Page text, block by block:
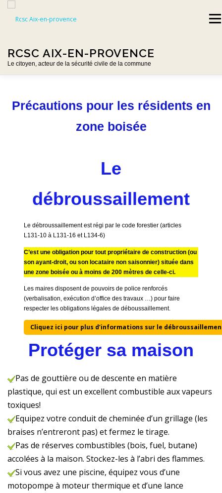
contenu
RCSC AIX-EN-PROVENCE
Le citoyen, acteur de la sécurité civile de la commune
Menu
RISQUES MAJEURS AU FIL DES JOURS
LIENS UTILES
Précautions pour les résidents en
zone boisée
Le
débroussaillement
Le débroussaillement est régi par le code forestier (articles
L131-10 à L131-16 et L134-6)
C’est une obligation pour tout propriétaire de construction (ou
son ayant-droit, ou son locataire non saisonnier) située dans
une zone boisée ou à moins de 200 mètres de celle-ci.
Les maires disposent de pouvoirs de police renforcés
(verbalisation, exécution d’office des travaux …) pour faire
respecter les obligations légales de déboussaillement.
Cliquez ici pour plus d’informations sur le
Protéger sa maison
Pas de gouttière ou de descente en matière
plastique, qui est un excellent combustible aux vapeurs
toxiques!
Equipez votre conduit de cheminée d’un grillage (les
braises n’entreront pas) et fermez le tirage.
Pas de réserves combustibles (bois, fuel, butane)
accolées à la maison. Stockez-les à l’abri des flammes.
Si vous avez une piscine, équipez vous d’une
motopompe à moteur thermique et d’une lance